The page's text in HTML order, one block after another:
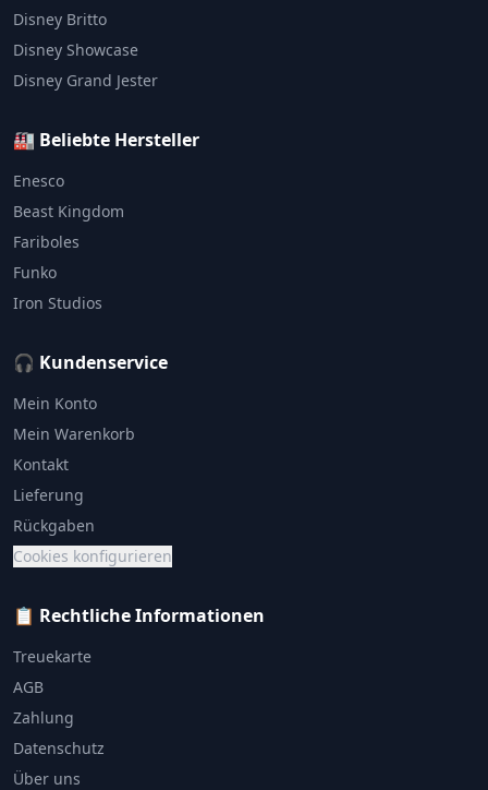
Disney Britto
Disney Showcase
Disney Grand Jester
🏭 Beliebte Hersteller
Enesco
Beast Kingdom
Fariboles
Funko
Iron Studios
🎧 Kundenservice
Mein Konto
Mein Warenkorb
Kontakt
Lieferung
Rückgaben
Cookies konfigurieren
📋 Rechtliche Informationen
Treuekarte
AGB
Zahlung
Datenschutz
Über uns